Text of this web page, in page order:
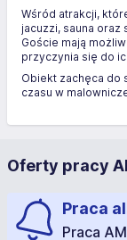
Wśród atrakcji,
jacuzzi, sauna oraz
Goście mają
przyczynia się do
Obiekt zachęca do
czasu w
Oferty pracy
Praca
Praca